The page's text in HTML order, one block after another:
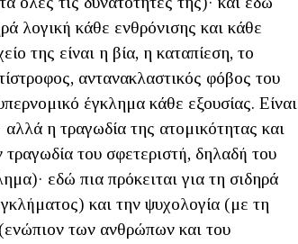
λογική κάθε ενθρόνισης και κάθε
της είναι η βία, η καταπίεση, το
αντανακλαστικός φόβος του
έγκλημα κάθε εξουσίας. Είναι
η τραγωδία της ατομικότητας και
του σφετεριστή, δηλαδή του
εδώ πια πρόκειται για τη σιδηρά
και την ψυχολογία (με τη
των ανθρώπων και του